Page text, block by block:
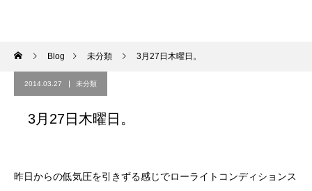
Blog 未分類 3月27日木曜日。
2014.03.27 未分類
3月27日木曜日。
昨日からの低気圧を引きずる感じでローライトコンディションス